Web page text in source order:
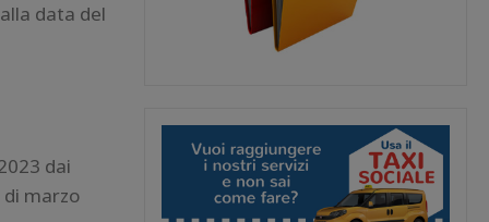
data del
dai
marzo